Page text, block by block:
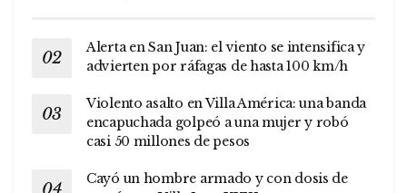
Alerta en San Juan: el viento se intensifica y
advierten por ráfagas de hasta 100 km/h
Violento asalto en Villa América: una banda
encapuchada golpeó a una mujer y robó
casi 50 millones de pesos
Cayó un hombre armado y con dosis de